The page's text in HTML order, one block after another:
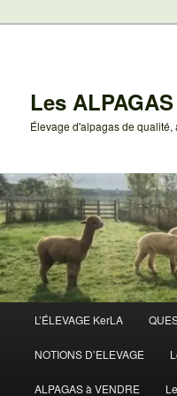
Les
Élevage d'alpagas de
principal
L’ÉLEVAGE KerLA
NOTIONS D’ELEVAGE
ALPAGAS à VENDRE